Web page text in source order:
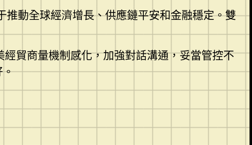
動全球經濟增長、供應鏈平安和金融穩定。雙
經貿商量機制感化，加強對話溝通，妥當管控不
。